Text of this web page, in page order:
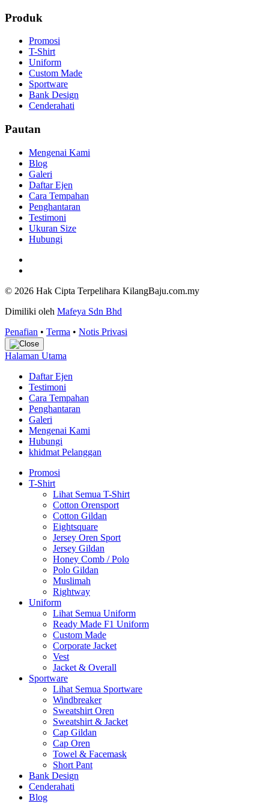
Produk
Promosi
T-Shirt
Uniform
Custom Made
Sportware
Bank Design
Cenderahati
Pautan
Mengenai Kami
Blog
Galeri
Daftar Ejen
Cara Tempahan
Penghantaran
Testimoni
Ukuran Size
Hubungi
© 2026 Hak Cipta Terpelihara KilangBaju.com.my
Dimiliki oleh Mafeya Sdn Bhd
Penafian • Terma • Notis Privasi
Halaman Utama
Daftar Ejen
Testimoni
Cara Tempahan
Penghantaran
Galeri
Mengenai Kami
Hubungi
khidmat Pelanggan
Promosi
T-Shirt
Lihat Semua T-Shirt
Cotton Orensport
Cotton Gildan
Eightsquare
Jersey Oren Sport
Jersey Gildan
Honey Comb / Polo
Polo Gildan
Muslimah
Rightway
Uniform
Lihat Semua Uniform
Ready Made F1 Uniform
Custom Made
Corporate Jacket
Vest
Jacket & Overall
Sportware
Lihat Semua Sportware
Windbreaker
Sweatshirt Oren
Sweatshirt & Jacket
Cap Gildan
Cap Oren
Towel & Facemask
Short Pant
Bank Design
Cenderahati
Blog